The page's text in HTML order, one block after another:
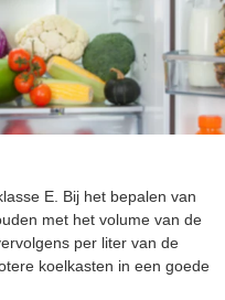
E. Bij het bepalen van
met het volume van de
per liter van de
koelkasten in een goede